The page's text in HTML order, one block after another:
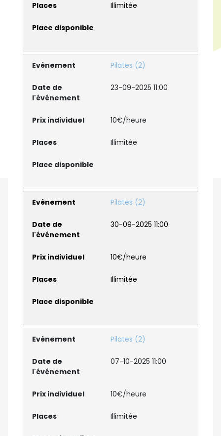
Illimitée
Pilates (2)
23-09-2025 11:00
10€/heure
Illimitée
Pilates (2)
30-09-2025 11:00
10€/heure
Illimitée
Pilates (2)
07-10-2025 11:00
10€/heure
Illimitée